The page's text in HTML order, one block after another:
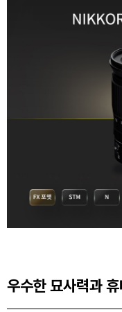
우수한 묘사력과